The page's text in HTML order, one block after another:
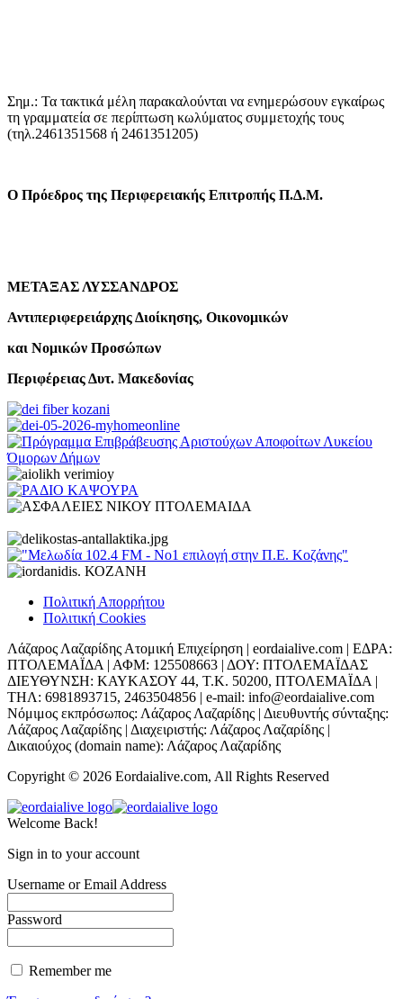
Σημ.: Τα τακτικά μέλη παρακαλούνται να ενημερώσουν εγκαίρως
τη γραμματεία σε περίπτωση κωλύματος συμμετοχής τους
(τηλ.2461351568 ή 2461351205)
Ο Πρόεδρος της Περιφερειακής Επιτροπής Π.Δ.Μ.
ΜΕΤΑΞΑΣ ΛΥΣΣΑΝΔΡΟΣ
Αντιπεριφερειάρχης Διοίκησης, Οικονομικών
και Νομικών Προσώπων
Περιφέρειας Δυτ. Μακεδονίας
Πολιτική Απορρήτου
Πολιτική Cookies
Λάζαρος Λαζαρίδης Ατομική Επιχείρηση | eordaialive.com | ΕΔΡΑ:
ΠΤΟΛΕΜΑΪΔΑ | ΑΦΜ: 125508663 | ΔΟΥ: ΠΤΟΛΕΜΑΪΔΑΣ
ΔΙΕΥΘΥΝΣΗ: ΚΑΥΚΑΣΟΥ 44, Τ.Κ. 50200, ΠΤΟΛΕΜΑΪΔΑ |
ΤΗΛ: 6981893715, 2463504856 | e-mail: info@eordaialive.com
Νόμιμος εκπρόσωπος: Λάζαρος Λαζαρίδης | Διευθυντής σύνταξης:
Λάζαρος Λαζαρίδης | Διαχειριστής: Λάζαρος Λαζαρίδης |
Δικαιούχος (domain name): Λάζαρος Λαζαρίδης
Copyright © 2026 Eordaialive.com, All Rights Reserved
Welcome Back!
Sign in to your account
Username or Email Address
Password
Remember me